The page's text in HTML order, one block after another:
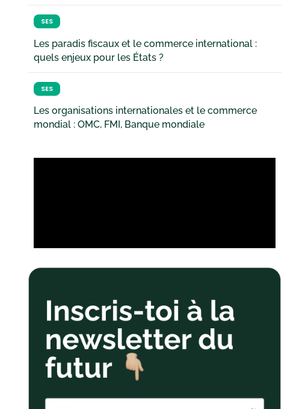
SES
Les paradis fiscaux et le commerce international :
quels enjeux pour les États ?
SES
Les organisations internationales et le commerce
mondial : OMC, FMI, Banque mondiale